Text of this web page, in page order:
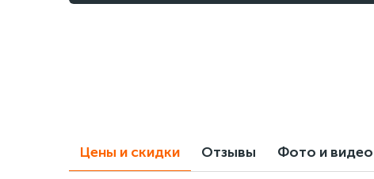
Цены и скидки Отзывы Фото и видео